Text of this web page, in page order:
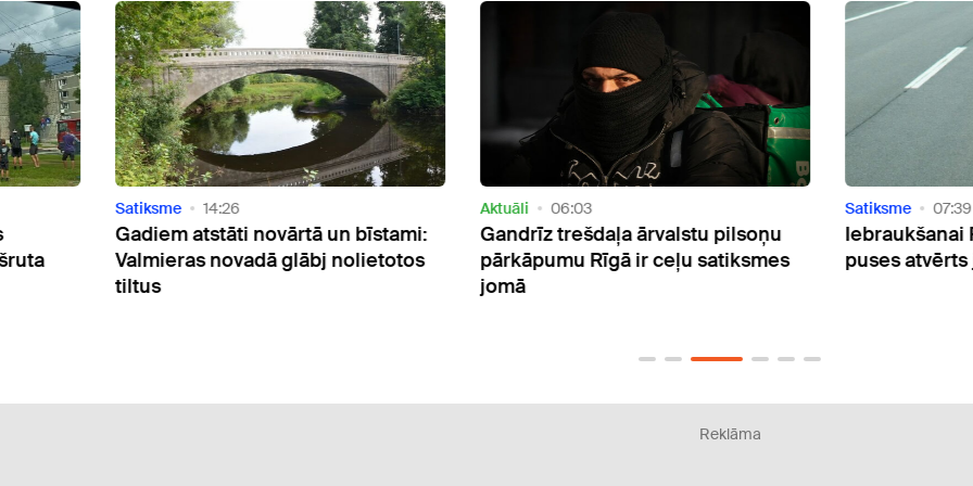
un bīstami:
nolietotos
Aktuāli
Gandrīz trešdaļa ārvalstu pilsoņu
pārkāpumu Rīgā ir ceļu satiksmes
Satiksme
Iebraukšanai Rīgā no Jelgavas
puses atvērts jaunais pārvads
Reklāma